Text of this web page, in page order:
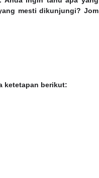
mesti dikunjungi? Jom
ketetapan berikut: